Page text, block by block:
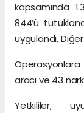
kapsamında
844’ü
uygulandı.
Operasyonlara
aracı ve 43
Yetkililer,